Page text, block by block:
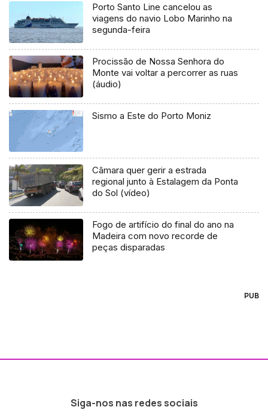
Porto Santo Line cancelou as
viagens do navio Lobo Marinho na
segunda-feira
Procissão de Nossa Senhora do
Monte vai voltar a percorrer as ruas
(áudio)
Sismo a Este do Porto Moniz
Câmara quer gerir a estrada
regional junto à Estalagem da Ponta
do Sol (vídeo)
Fogo de artifício do final do ano na
Madeira com novo recorde de
peças disparadas
PUB
Siga-nos nas redes sociais